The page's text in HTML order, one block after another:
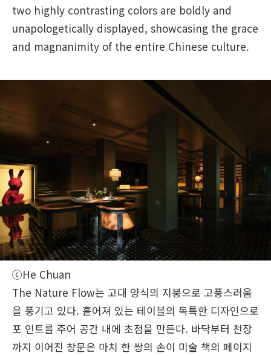
two highly contrasting colors are boldly and
unapologetically displayed, showcasing the grace
and magnanimity of the entire Chinese culture.
ⓒHe Chuan
The Nature Flow는 고대 양식의 지붕으로 고풍스러움
을 풍기고 있다. 흩어져 있는 테이블의 독특한 디자인으로
포 인트를 주어 공간 내에 초점을 만든다. 바닥부터 천장
까지 이어진 창문은 마치 한 쌍의 손이 미술 책의 페이지